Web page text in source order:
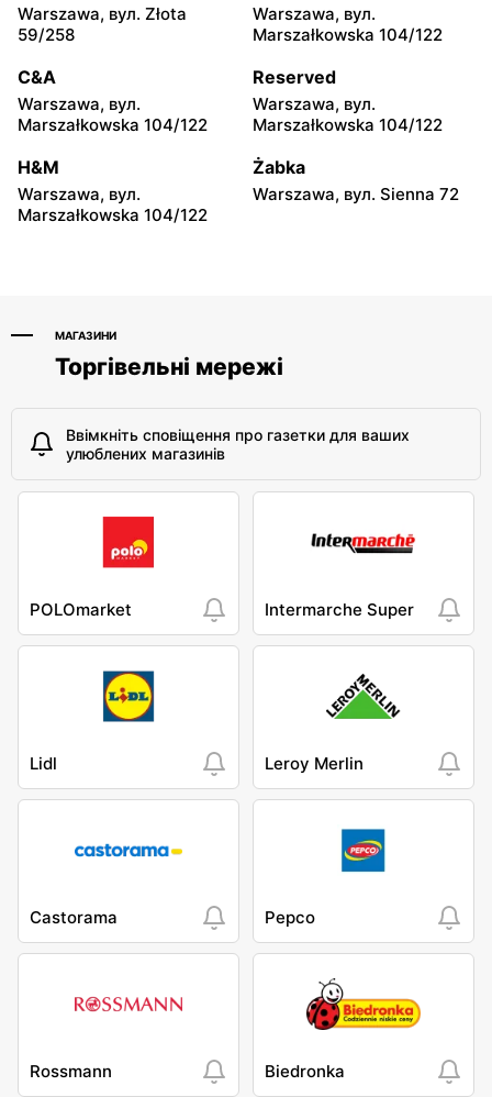
Iwierzyce, вул. Iwierzyce
152A
Tczew, вул. Franciszka
Żwirki 61
moje sklepy
Hyżne, вул. Hyżne 100
moje sklepy
Jarosław, вул. Pełkińska
147
moje sklepy
Niebylec, вул. Niebylec 139
moje sklepy
Opole, вул. Grudzicka 45
Warszawa, вул. Złota
59/258
Warszawa, вул.
Marszałkowska 104/122
C&A
Warszawa, вул.
Marszałkowska 104/122
Reserved
Warszawa, вул.
Marszałkowska 104/122
H&M
Warszawa, вул.
Marszałkowska 104/122
Żabka
Warszawa, вул. Sienna 72
МАГАЗИНИ
Торгівельні мережі
Ввімкніть сповіщення про газетки для ваших
улюблених магазинів
POLOmarket Intermarche Super
Lidl Leroy Merlin
Castorama Pepco
Rossmann Biedronka